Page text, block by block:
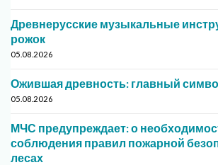
Древнерусские музыкальные
рожок
05.08.2026
Ожившая древность: главный
05.08.2026
МЧС предупреждает: о
соблюдения правил пожарной
лесах